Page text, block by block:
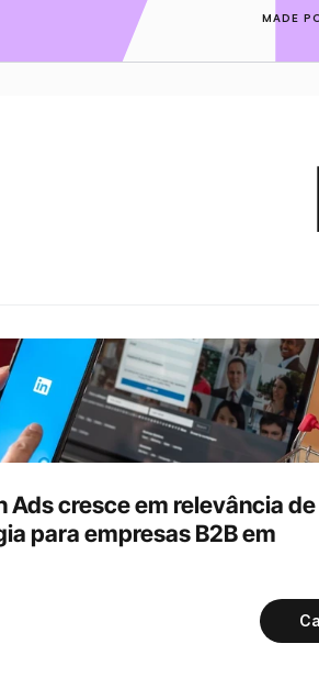
MADE
Ads cresce em relevância de
para empresas B2B em